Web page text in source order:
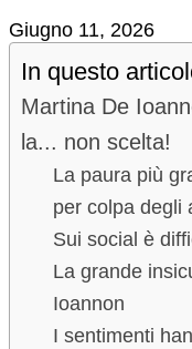
Giugno 11, 2026
In questo
Martina De
la... non scelta!
La paura più
per colpa degli
Sui social è
La grande
Ioannon
I sentimenti